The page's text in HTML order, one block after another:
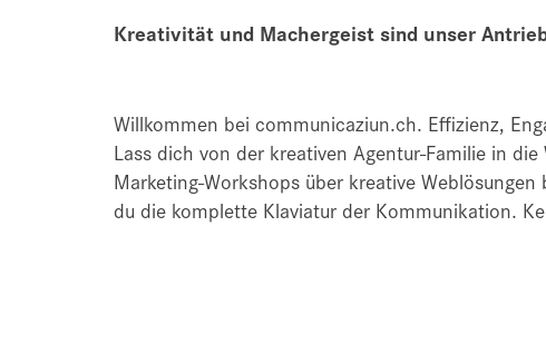
Kreativität und Machergeist sind unser
Willkommen bei communicaziun.ch. Effizienz,
Lass dich von der kreativen Agentur-Familie in
Marketing-Workshops über kreative
du die komplette Klaviatur der Kommunikation.